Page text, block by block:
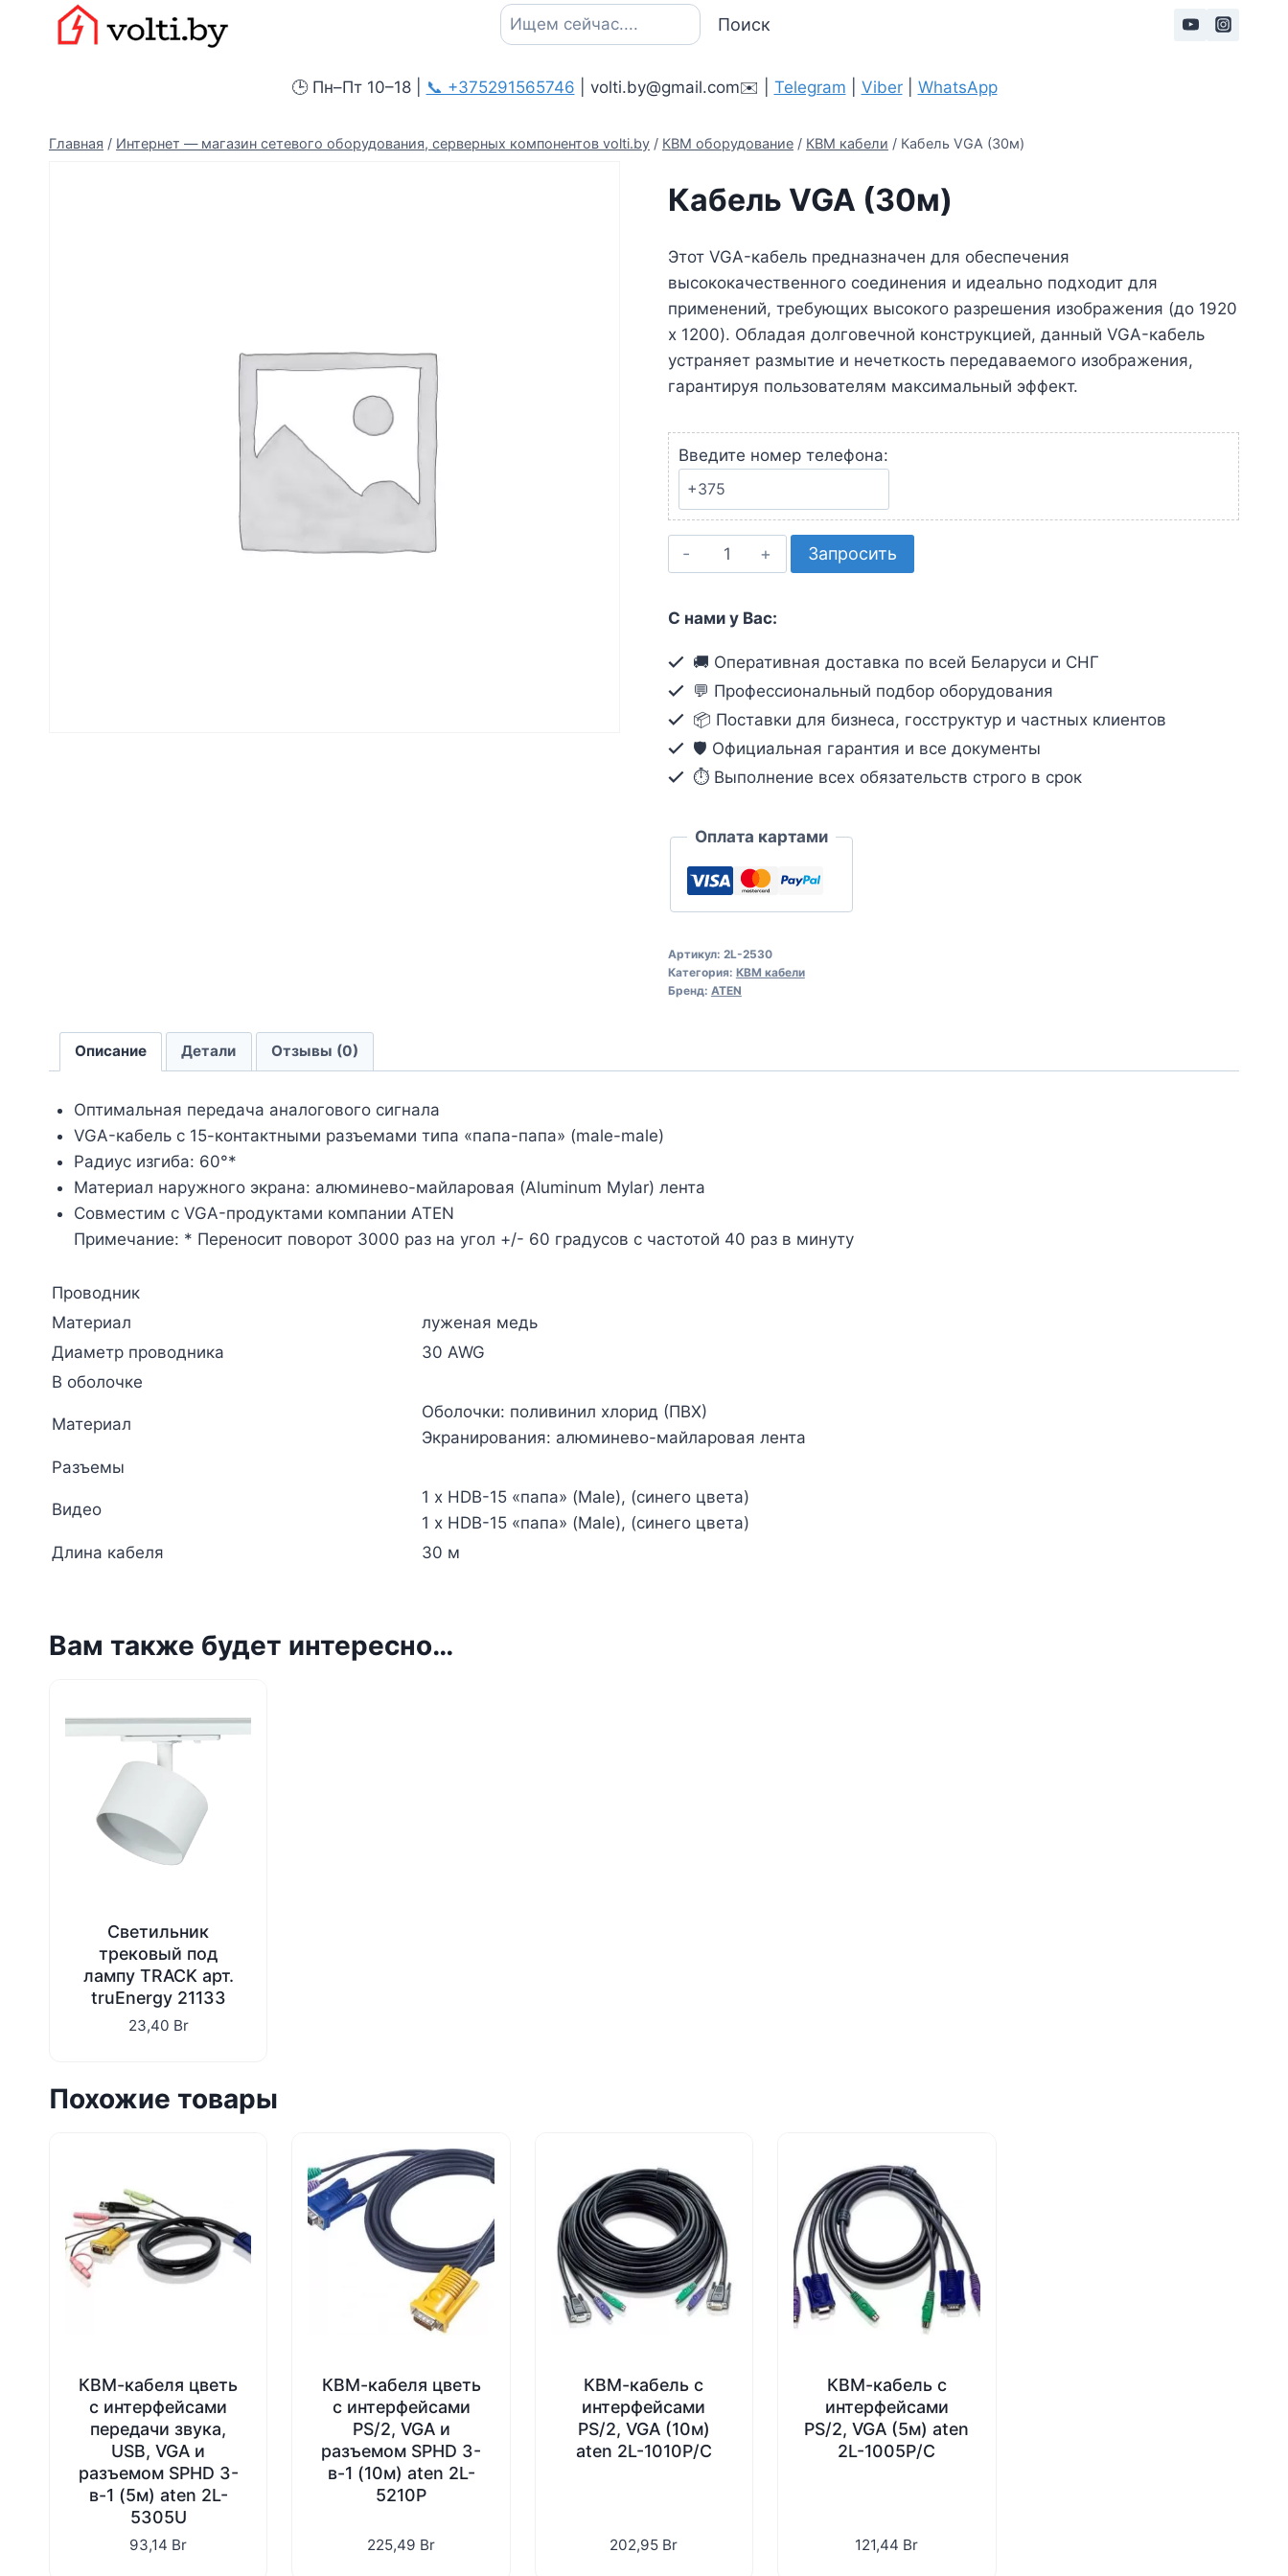
Перейти
Поиск
🕒 Пн–Пт 10–18 | 📞 +375291565746 | volti.by@gmail.com✉️ | Telegram Viber| WhatsApp
Главная / Интернет — магазин сетевого оборудования, серверных компонентов volti.by / КВМ оборудование / КВМ кабели / Кабель VGA (30м)
Кабель VGA (30м)
Этот VGA-кабель предназначен для обеспечения
высококачественного соединения и идеально подходит для
применений, требующих высокого разрешения изображения (до 1920
x 1200). Обладая долговечной конструкцией, данный VGA-кабель
устраняет размытие и нечеткость передаваемого изображения,
гарантируя пользователям максимальный эффект.
Введите номер телефона:
Количество
товара
VGA
Запросить
С нами у Вас:
🚚 Оперативная доставка по всей Беларуси и СНГ
💬 Профессиональный подбор оборудования
📦 Поставки для бизнеса, госструктур и частных клиентов
🛡️ Официальная гарантия и все документы
⏱ Выполнение всех обязательств строго в срок
Оплата картами
Артикул: 2L-2530
Категория: КВМ кабели
Бренд: ATEN
Описание Детали Отзывы (0)
Оптимальная передача аналогового сигнала
VGA-кабель с 15-контактными разъемами типа «папа-папа» (male-male)
Радиус изгиба: 60°*
Материал наружного экрана: алюминево-майларовая (Aluminum Mylar) лента
Совместим с VGA-продуктами компании ATEN
Примечание: * Переносит поворот 3000 раз на угол +/- 60 градусов с частотой 40 раз в минуту
Проводник
Материал
луженая медь
Диаметр проводника
30 AWG
В оболочке
Материал
Оболочки: поливинил хлорид (ПВХ)
Экранирования: алюминево-майларовая лента
Разъемы
Видео
1 x HDB-15 «папа» (Male), (синего цвета)
1 x HDB-15 «папа» (Male), (синего цвета)
Длина кабеля
30 м
Вам также будет интересно…
Светильник
трековый под
лампу TRACK арт.
truEnergy 21133
23,40 Br
Похожие товары
КВМ-кабеля цветь
с интерфейсами
передачи звука,
USB, VGA и
разъемом SPHD 3-
в-1 (5м) aten 2L-
5305U
93,14 Br
КВМ-кабеля цветь
с интерфейсами
PS/2, VGA и
разъемом SPHD 3-
в-1 (10м) aten 2L-
5210P
225,49 Br
КВМ-кабель с
интерфейсами
PS/2, VGA (10м)
aten 2L-1010P/C
202,95 Br
КВМ-кабель с
интерфейсами
PS/2, VGA (5м) aten
2L-1005P/C
121,44 Br